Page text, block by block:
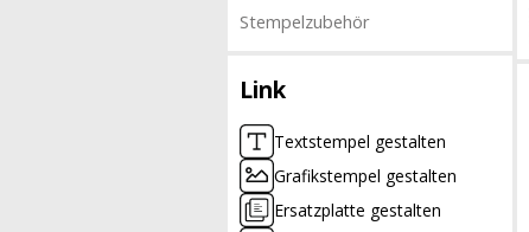
Stempelzubehör
Link
Textstempel gestalten
Grafikstempel gestalten
Ersatzplatte gestalten